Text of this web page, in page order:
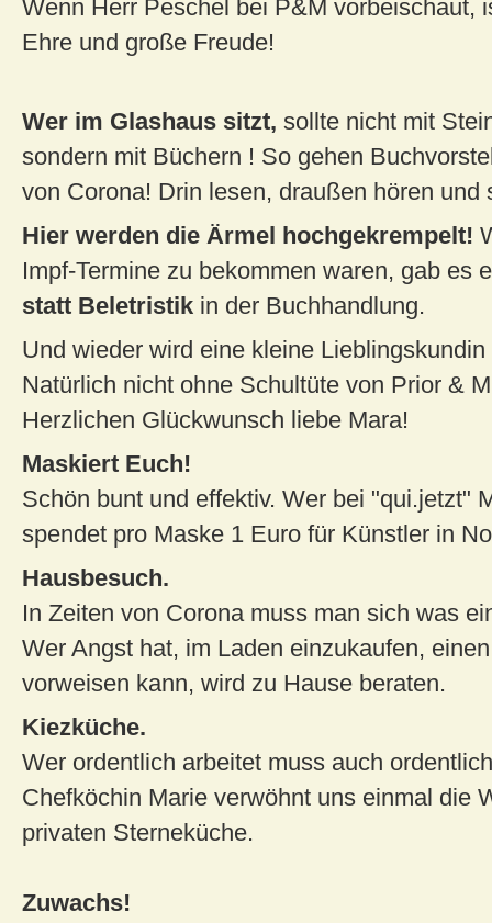
Wenn Herr Peschel bei P&M vorbeischaut,
Ehre und große Freude!
Wer im Glashaus sitzt, sollte nicht mit
sondern mit Büchern ! So gehen
von Corona! Drin lesen, draußen hören und
Hier werden die Ärmel hochgekrempelt!
Impf-Termine zu bekommen waren, gab es
statt Beletristik in der Buchhandlung.
Und wieder wird eine kleine Lieblingskundin
Natürlich nicht ohne Schultüte von Prior &
Herzlichen Glückwunsch liebe Mara!
Maskiert Euch!
Schön bunt und effektiv. Wer bei "qui.jetzt"
spendet pro Maske 1 Euro für Künstler in
Hausbesuch.
In Zeiten von Corona muss man sich was
Wer Angst hat, im Laden einzukaufen,
vorweisen kann, wird zu Hause beraten.
Kiezküche.
Wer ordentlich arbeitet muss auch
Chefköchin Marie verwöhnt uns einmal die
privaten Sterneküche.
Zuwachs!